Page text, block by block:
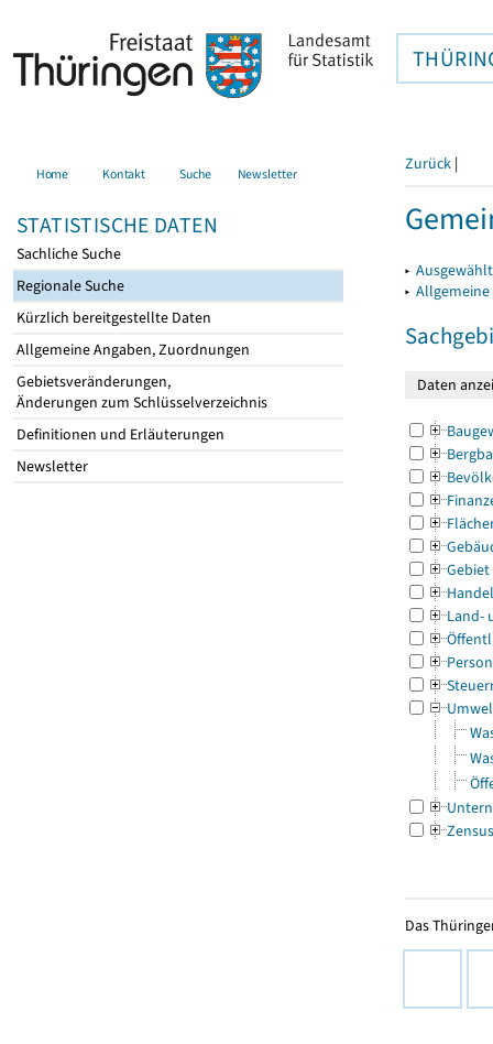
Home Kontakt Suche Newsletter
STATISTISCHE DATEN
Sachliche Suche
Regionale Suche
Kürzlich bereitgestellte Daten
Allgemeine Angaben, Zuordnungen
Gebietsveränderungen,
Änderungen zum Schlüsselverzeichnis
Definitionen und Erläuterungen
Newsletter
Zurück |
▸
▸
Gebiet
Land-
Zensus
Das